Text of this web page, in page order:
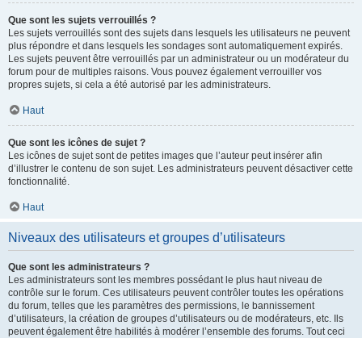
Que sont les sujets verrouillés ?
Les sujets verrouillés sont des sujets dans lesquels les utilisateurs ne peuvent
plus répondre et dans lesquels les sondages sont automatiquement expirés.
Les sujets peuvent être verrouillés par un administrateur ou un modérateur du
forum pour de multiples raisons. Vous pouvez également verrouiller vos
propres sujets, si cela a été autorisé par les administrateurs.
Haut
Que sont les icônes de sujet ?
Les icônes de sujet sont de petites images que l’auteur peut insérer afin
d’illustrer le contenu de son sujet. Les administrateurs peuvent désactiver cette
fonctionnalité.
Haut
Niveaux des utilisateurs et groupes d’utilisateurs
Que sont les administrateurs ?
Les administrateurs sont les membres possédant le plus haut niveau de
contrôle sur le forum. Ces utilisateurs peuvent contrôler toutes les opérations
du forum, telles que les paramètres des permissions, le bannissement
d’utilisateurs, la création de groupes d’utilisateurs ou de modérateurs, etc. Ils
peuvent également être habilités à modérer l’ensemble des forums. Tout ceci